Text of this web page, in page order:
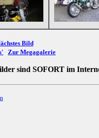
Bild
Zur Megagalerie
sind SOFORTim